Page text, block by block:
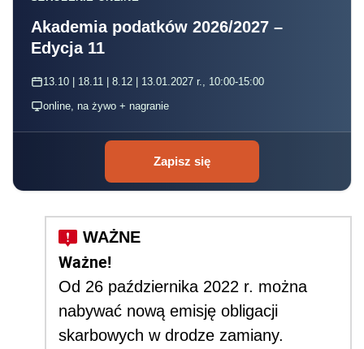
Akademia podatków 2026/2027 –
Edycja 11
13.10 | 18.11 | 8.12 | 13.01.2027 r., 10:00-15:00
online, na żywo + nagranie
Zapisz się
Ważne!
Od 26 października 2022 r. można
nabywać nową emisję obligacji
skarbowych w drodze zamiany.